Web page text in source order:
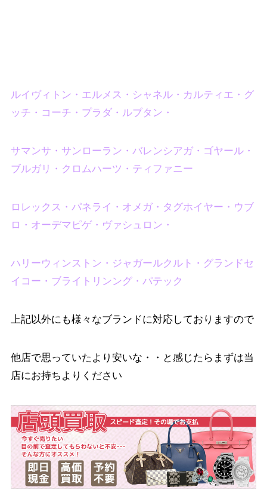
ルイヴィトン・エルメス・シャネル・カルティエ・グ
ッチ・コーチ・プラダ・ルブタン・
サマンサ・サンローラン・バレンシアガ・ゴヤール・
ブルガリ・クロムハーツ・ティファニー
ロレックス・パネライ・オメガ・タグホイヤー・ウブ
ロ・オーデマピゲ・ヴァシュロン・
ハリーウィンストン・ジャガールクルト・グランドセ
イコー・ブライトリンング・パテック
上記以外にも様々なブランドに対応しておりますので
他店で思っていたより安いな・・と感じたらまずは当
店にお持ちよりください